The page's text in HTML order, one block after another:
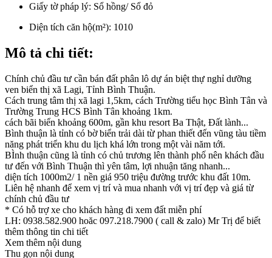
Giấy tờ pháp lý: Sổ hồng/ Sổ đỏ
Diện tích căn hộ(m²): 1010
Mô tả chi tiết:
Chính chủ đầu tư cần bán đất phân lô dự án biệt thự nghỉ dưỡng
ven biển thị xã Lagi, Tỉnh Bình Thuận.
Cách trung tâm thị xã lagi 1,5km, cách Trường tiểu học Bình Tân và
Trường Trung HCS Bình Tân khoảng 1km.
cách bãi biển khoảng 600m, gần khu resort Ba Thật, Đất lành...
Bình thuận là tỉnh có bờ biển trải dài từ phan thiết đến vũng tàu tiềm
năng phát triển khu du lịch khá lớn trong một vài năm tới.
BÌnh thuận cũng là tỉnh có chủ trương lên thành phố nên khách đầu
tư đến với Bình Thuận thì yên tâm, lợi nhuận tăng nhanh...
diện tích 1000m2/ 1 nền giá 950 triệu đường trước khu đất 10m.
Liên hệ nhanh để xem vị trí và mua nhanh với vị trí đẹp và giá từ
chính chủ đầu tư
* Có hỗ trợ xe cho khách hàng đi xem đất miễn phí
LH: 0938.582.900 hoăc 097.218.7900 ( call & zalo) Mr Trị để biết
thêm thông tin chi tiết
Xem thêm nội dung
Thu gọn nội dung